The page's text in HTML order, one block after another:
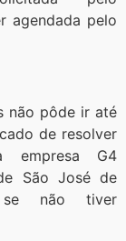
agendada pelo
não pôde ir até
de resolver
empresa G4
São José de
se não tiver